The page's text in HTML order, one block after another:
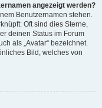
angezeigt werden?
Benutzernamen stehen.
Oft sind dies Sterne,
deinen Status im Forum
als „Avatar“ bezeichnet.
Bild, welches von